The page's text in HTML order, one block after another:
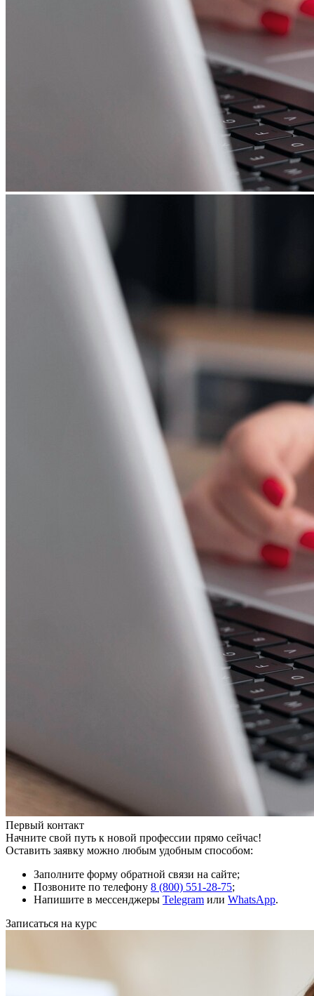
Первый контакт
Начните свой путь к новой профессии прямо сейчас!
Оставить заявку можно любым удобным способом:
Заполните форму обратной связи на сайте;
Позвоните по телефону 8 (800) 551-28-75;
Напишите в мессенджеры Telegram или WhatsApp.
Записаться на курс